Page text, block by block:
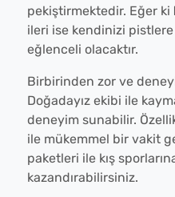
pekiştirmektedir. Eğer ki
ileri ise kendinizi pistlere
eğlenceli olacaktır.
Birbirinden zor ve
Doğadayız ekibi ile
deneyim sunabilir.
ile mükemmel bir vakit
paketleri ile kış
kazandırabilirsiniz.